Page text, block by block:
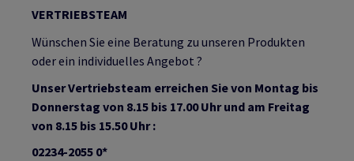
VERTRIEBSTEAM
Wünschen Sie eine Beratung zu unseren Produkten
oder ein individuelles Angebot ?
Unser Vertriebsteam erreichen Sie von Montag bis
Donnerstag von 8.15 bis 17.00 Uhr und am Freitag
von 8.15 bis 15.50 Uhr :
02234-2055 0*